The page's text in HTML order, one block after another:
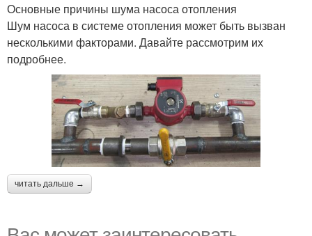
Основные причины шума насоса отопления
Шум насоса в системе отопления может быть вызван
несколькими факторами. Давайте рассмотрим их
подробнее.
читать дальше →